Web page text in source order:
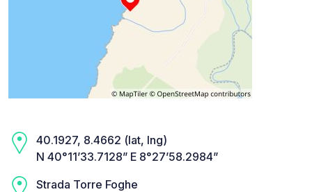
40.1927, 8.4662 (lat, lng)
N 40°11’33.7128” E 8°27’58.2984”
Strada Torre Foghe